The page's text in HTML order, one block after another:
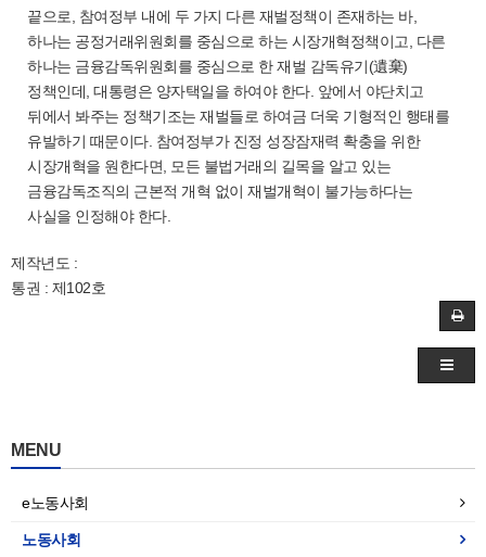
끝으로, 참여정부 내에 두 가지 다른 재벌정책이 존재하는 바,
하나는 공정거래위원회를 중심으로 하는 시장개혁정책이고, 다른
하나는 금융감독위원회를 중심으로 한 재벌 감독유기(遺棄)
정책인데, 대통령은 양자택일을 하여야 한다. 앞에서 야단치고
뒤에서 봐주는 정책기조는 재벌들로 하여금 더욱 기형적인 행태를
유발하기 때문이다. 참여정부가 진정 성장잠재력 확충을 위한
시장개혁을 원한다면, 모든 불법거래의 길목을 알고 있는
금융감독조직의 근본적 개혁 없이 재벌개혁이 불가능하다는
사실을 인정해야 한다.
제작년도 :
통권 : 제102호
MENU
e노동사회
노동사회